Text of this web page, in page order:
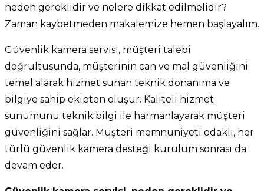
neden gereklidir ve nelere dikkat edilmelidir?
Zaman kaybetmeden makalemize hemen başlayalım.
Güvenlik kamera servisi, müşteri talebi
doğrultusunda, müşterinin can ve mal güvenliğini
temel alarak hizmet sunan teknik donanıma ve
bilgiye sahip ekipten oluşur. Kaliteli hizmet
sunumunu teknik bilgi ile harmanlayarak müşteri
güvenliğini sağlar. Müşteri memnuniyeti odaklı, her
türlü güvenlik kamera desteği kurulum sonrası da
devam eder.